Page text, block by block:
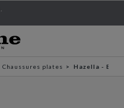
Chaussures plates Hazella -